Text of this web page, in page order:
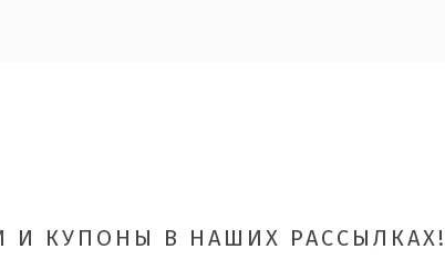
И КУПОНЫ В НАШИХ РАССЫЛКАХ!